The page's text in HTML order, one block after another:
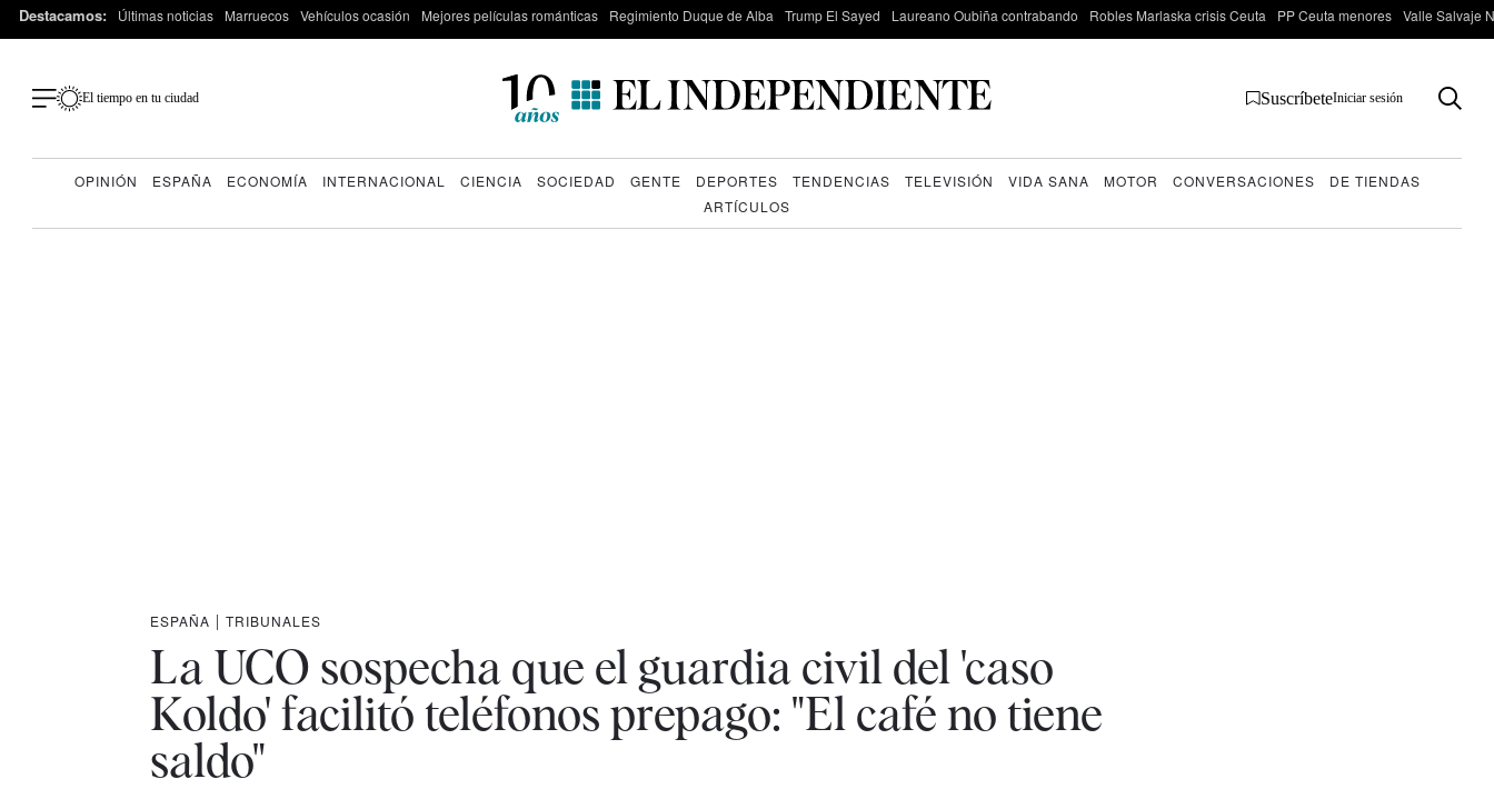
Destacamos: Últimas noticias Marruecos Vehículos ocasión Mejores películas románticas Regimiento Duque de Alba Trump El Sayed Laureano Oubiña contrabando Robles Marlaska crisis Ceuta PP Ceuta menores Valle Salvaje
El tiempo en tu ciudad SuscríbeteIniciar sesión
OPINIÓN ESPAÑA ECONOMÍA INTERNACIONAL CIENCIA SOCIEDAD GENTE DEPORTES TENDENCIAS TELEVISIÓN VIDA SANA MOTOR CONVERSACIONES
DE TIENDAS
ARTÍCULOS
ESPAÑA | TRIBUNALES
La UCO sospecha que el guardia civil del 'caso
Koldo' facilitó teléfonos prepago: "El café no tiene
saldo"